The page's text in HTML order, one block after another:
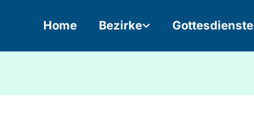
Home Bezirke Gottesdienste